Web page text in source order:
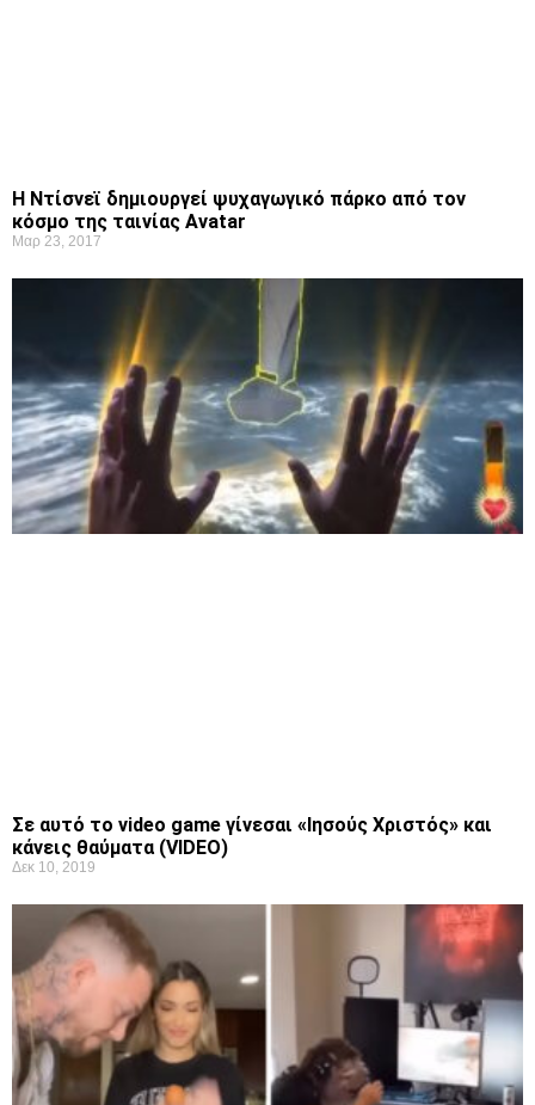
Η Ντίσνεϊ δημιουργεί ψυχαγωγικό πάρκο από τον
κόσμο της ταινίας Avatar
Μαρ 23, 2017
Σε αυτό το video game γίνεσαι «Ιησούς Χριστός» και
κάνεις θαύματα (VIDEO)
Δεκ 10, 2019